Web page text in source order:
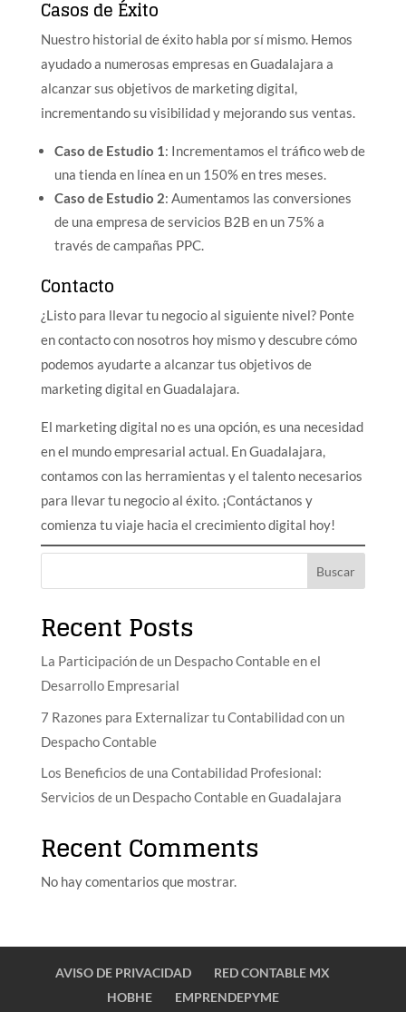
Casos de Éxito
Nuestro historial de éxito habla por sí mismo. Hemos
ayudado a numerosas empresas en Guadalajara a
alcanzar sus objetivos de marketing digital,
incrementando su visibilidad y mejorando sus ventas.
Caso de Estudio 1: Incrementamos el tráfico web de
una tienda en línea en un 150% en tres meses.
Caso de Estudio 2: Aumentamos las conversiones
de una empresa de servicios B2B en un 75% a
través de campañas PPC.
Contacto
¿Listo para llevar tu negocio al siguiente nivel? Ponte
en contacto con nosotros hoy mismo y descubre cómo
podemos ayudarte a alcanzar tus objetivos de
marketing digital en Guadalajara.
El marketing digital no es una opción, es una necesidad
en el mundo empresarial actual. En Guadalajara,
contamos con las herramientas y el talento necesarios
para llevar tu negocio al éxito. ¡Contáctanos y
comienza tu viaje hacia el crecimiento digital hoy!
Buscar
Recent Posts
La Participación de un Despacho Contable en el
Desarrollo Empresarial
7 Razones para Externalizar tu Contabilidad con un
Despacho Contable
Los Beneficios de una Contabilidad Profesional:
Servicios de un Despacho Contable en Guadalajara
Recent Comments
No hay comentarios que mostrar.
AVISO DE PRIVACIDAD
RED CONTABLE MX
HOBHE
EMPRENDEPYME